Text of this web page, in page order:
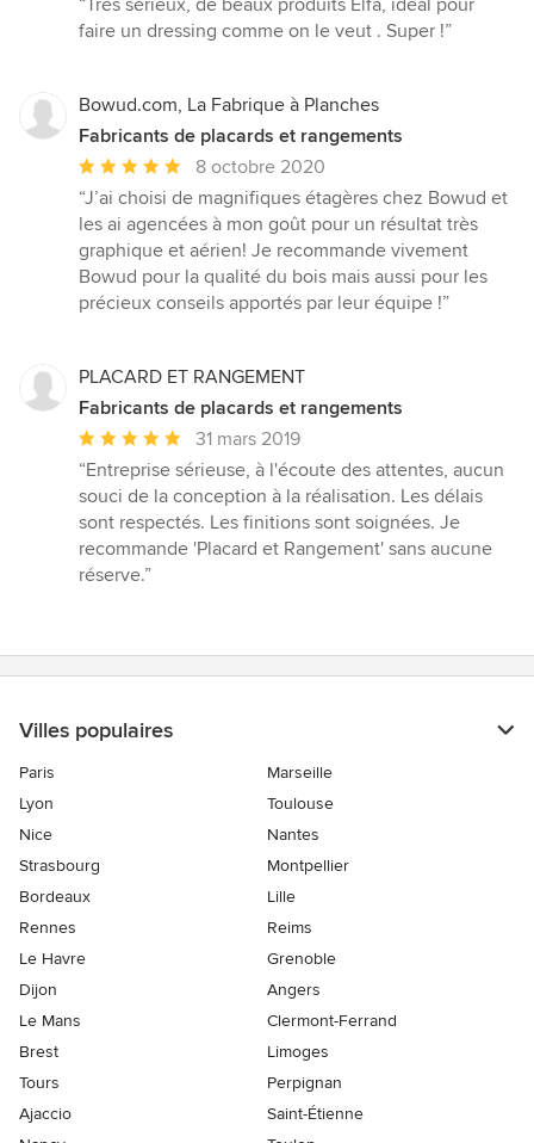
:
sur
5
“Très sérieux, de beaux produits Elfa, idéal pour
faire un dressing comme on le veut . Super !”
Bowud.com, La Fabrique à Planches
Fabricants de placards et rangements
Note
moyenne
:
5
étoiles
sur
8 octobre 2020
“J’ai choisi de magnifiques étagères chez Bowud et
les ai agencées à mon goût pour un résultat très
graphique et aérien! Je recommande vivement
Bowud pour la qualité du bois mais aussi pour les
précieux conseils apportés par leur équipe !”
PLACARD ET RANGEMENT
Fabricants de placards et rangements
Note
moyenne
:
5
étoiles
sur
31 mars 2019
“Entreprise sérieuse, à l'écoute des attentes, aucun
souci de la conception à la réalisation. Les délais
sont respectés. Les finitions sont soignées. Je
recommande 'Placard et Rangement' sans aucune
réserve.”
Villes populaires
Paris
Marseille
Lyon
Toulouse
Nice
Nantes
Strasbourg
Montpellier
Bordeaux
Lille
Rennes
Reims
Le Havre
Grenoble
Dijon
Angers
Le Mans
Clermont-Ferrand
Brest
Limoges
Tours
Perpignan
Ajaccio
Saint-Étienne